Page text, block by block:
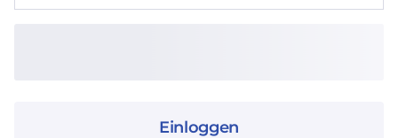
Einloggen